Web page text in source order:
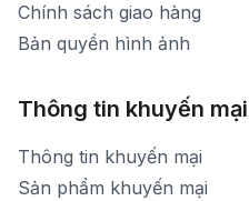
Chính sách giao hàng
Bản quyền hình ảnh
Thông tin khuyến mại
Thông tin khuyến mại
Sản phẩm khuyến mại